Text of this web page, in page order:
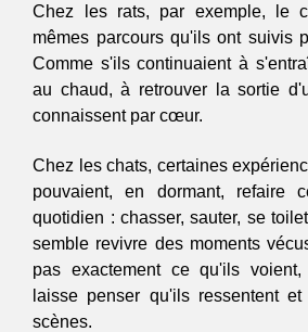
Chez les rats, par exemple, le
mêmes parcours qu'ils ont suivis
Comme s'ils continuaient à
au chaud, à retrouver la sortie
connaissent par cœur.
Chez les chats, certaines
pouvaient, en dormant, refaire
quotidien : chasser, sauter, se
semble revivre des moments
pas exactement ce qu'ils
laisse penser qu'ils ressentent
scènes.